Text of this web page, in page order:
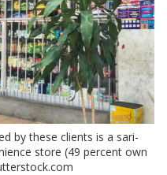
by these clients is a sari-
store (49 percent own